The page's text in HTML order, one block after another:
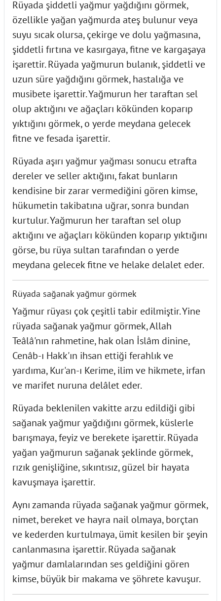
Rüyada şiddetli yağmur yağdığını görmek,
özellikle yağan yağmurda ateş bulunur veya
suyu sıcak olursa, çekirge ve dolu yağmasına,
şiddetli fırtına ve kasırgaya, fitne ve kargaşaya
işarettir. Rüyada yağmurun bulanık, şiddetli ve
uzun süre yağdığını görmek, hastalığa ve
musibete işarettir. Yağmurun her taraftan sel
olup aktığını ve ağaçları kökünden koparıp
yıktığını görmek, o yerde meydana gelecek
fitne ve fesada işarettir.
Rüyada aşırı yağmur yağması sonucu etrafta
dereler ve seller aktığını, fakat bunların
kendisine bir zarar vermediğini gören kimse,
hükumetin takibatına uğrar, sonra bundan
kurtulur. Yağmurun her taraftan sel olup
aktığını ve ağaçları kökünden koparıp yıktığını
görse, bu rüya sultan tarafından o yerde
meydana gelecek fitne ve helake delalet eder.
Rüyada sağanak yağmur görmek
Yağmur rüyası çok çeşitli tabir edilmiştir. Yine
rüyada sağanak yağmur görmek, Allah
Teâlâ'nın rahmetine, hak olan İslâm dinine,
Cenâb-ı Hakk'ın ihsan ettiği ferahlık ve
yardıma, Kur'an-ı Kerime, ilim ve hikmete, irfan
ve marifet nuruna delâlet eder.
Rüyada beklenilen vakitte arzu edildiği gibi
sağanak yağmur yağdığını görmek, küslerle
barışmaya, feyiz ve berekete işarettir. Rüyada
yağan yağmurun sağanak şeklinde görmek,
rızık genişliğine, sıkıntısız, güzel bir hayata
kavuşmaya işarettir.
Aynı zamanda rüyada sağanak yağmur görmek,
nimet, bereket ve hayra nail olmaya, borçtan
ve kederden kurtulmaya, ümit kesilen bir şeyin
canlanmasına işarettir. Rüyada sağanak
yağmur damlalarından ses geldiğini gören
kimse, büyük bir makama ve şöhrete kavuşur.